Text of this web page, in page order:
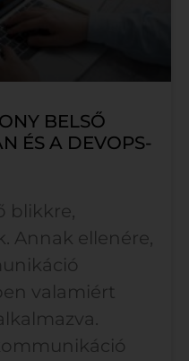
BELSŐ
ÉS A DEVOPS-
blikkre,
Annak ellenére,
valamiért